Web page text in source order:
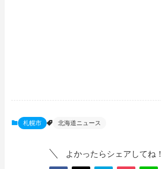
札幌市 北海道ニュース
よかったらシェアしてね！